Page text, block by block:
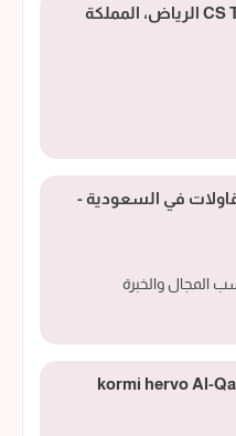
شواغر في شركة CS Trading Co الرياض، المملكة
في السعودية -